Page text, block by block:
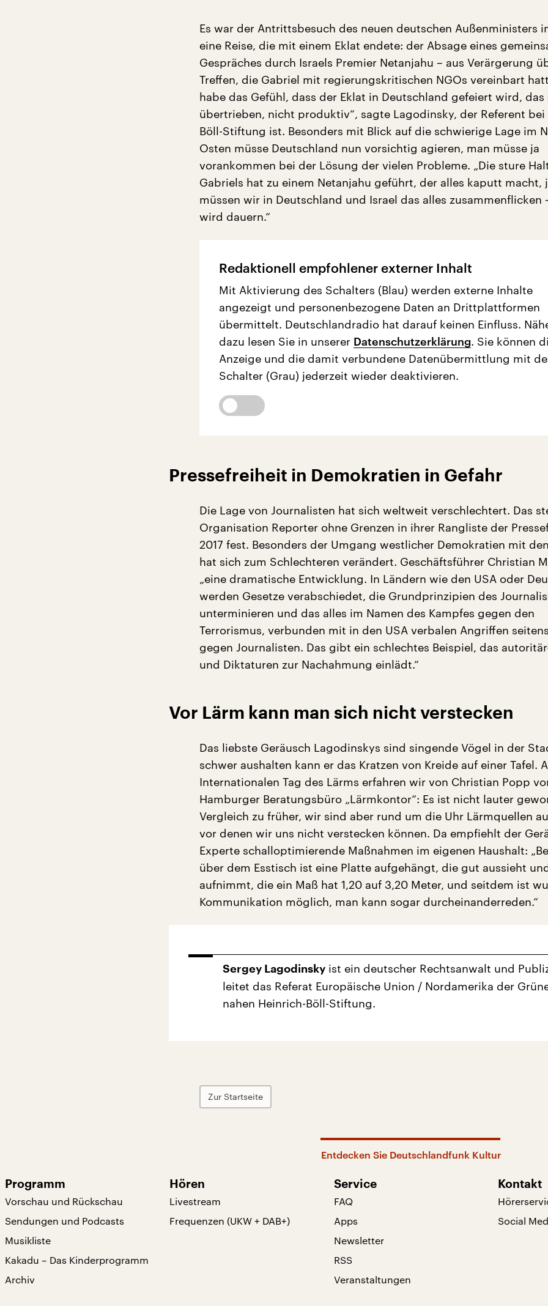
Es war der Antrittsbesuch des neuen deutschen Außenministers
eine Reise, die mit einem Eklat endete: der Absage eines
Gespräches durch Israels Premier Netanjahu – aus Verärgerung
Treffen, die Gabriel mit regierungskritischen NGOs vereinbart
habe das Gefühl, dass der Eklat in Deutschland gefeiert wird, das
übertrieben, nicht produktiv“, sagte Lagodinsky, der Referent bei
Böll-Stiftung ist. Besonders mit Blick auf die schwierige Lage im
Osten müsse Deutschland nun vorsichtig agieren, man müsse ja
vorankommen bei der Lösung der vielen Probleme. „Die sture
Gabriels hat zu einem Netanjahu geführt, der alles kaputt macht,
müssen wir in Deutschland und Israel das alles zusammenflicken
wird dauern.“
Redaktionell empfohlener externer Inhalt
Mit Aktivierung des Schalters (Blau) werden externe Inhalte
angezeigt und personenbezogene Daten an Drittplattformen
übermittelt. Deutschlandradio hat darauf keinen Einfluss.
dazu lesen Sie in unserer Datenschutzerklärung. Sie können
Anzeige und die damit verbundene Datenübermittlung mit
Schalter (Grau) jederzeit wieder deaktivieren.
Pressefreiheit in Demokratien in Gefahr
Die Lage von Journalisten hat sich weltweit verschlechtert. Das
Organisation Reporter ohne Grenzen in ihrer Rangliste der
2017 fest. Besonders der Umgang westlicher Demokratien mit
hat sich zum Schlechteren verändert. Geschäftsführer Christian
„eine dramatische Entwicklung. In Ländern wie den USA oder
werden Gesetze verabschiedet, die Grundprinzipien des
unterminieren und das alles im Namen des Kampfes gegen den
Terrorismus, verbunden mit in den USA verbalen Angriffen
gegen Journalisten. Das gibt ein schlechtes Beispiel, das
und Diktaturen zur Nachahmung einlädt.“
Vor Lärm kann man sich nicht verstecken
Das liebste Geräusch Lagodinskys sind singende Vögel in der
schwer aushalten kann er das Kratzen von Kreide auf einer Tafel.
Internationalen Tag des Lärms erfahren wir von Christian Popp
Hamburger Beratungsbüro „Lärmkontor“: Es ist nicht lauter
Vergleich zu früher, wir sind aber rund um die Uhr Lärmquellen
vor denen wir uns nicht verstecken können. Da empfiehlt der
Experte schalloptimierende Maßnahmen im eigenen Haushalt:
über dem Esstisch ist eine Platte aufgehängt, die gut aussieht
aufnimmt, die ein Maß hat 1,20 auf 3,20 Meter, und seitdem ist
Kommunikation möglich, man kann sogar durcheinanderreden.“
Sergey Lagodinsky ist ein deutscher Rechtsanwalt und
leitet das Referat Europäische Union / Nordamerika der
nahen Heinrich-Böll-Stiftung.
Zur Startseite
Entdecken Sie Deutschlandfunk Kultur
Programm
Vorschau und Rückschau
Sendungen und Podcasts
Musikliste
Kakadu – Das Kinderprogramm
Archiv
Hören
Livestream
Frequenzen (UKW + DAB+)
Service
FAQ
Apps
Newsletter
RSS
Veranstaltungen
Kontakt
Social